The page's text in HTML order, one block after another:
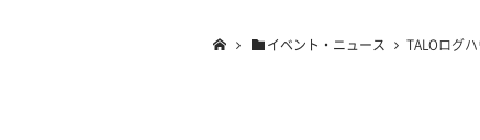
イベント・ニュース TALOログ